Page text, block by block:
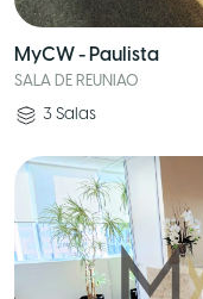
MyCW - Paulista
SALA DE REUNIAO
3 Salas